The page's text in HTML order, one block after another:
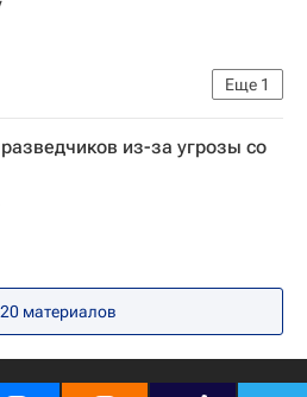
Еще 1
Митровице
из-за угрозы со
материалов